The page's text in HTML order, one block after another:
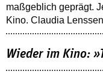
maßgeblich geprägt.
Kino. Claudia
Wieder im Kino: